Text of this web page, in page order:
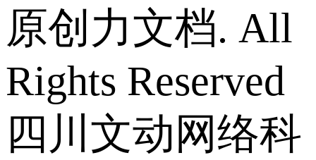
原创力文档. All
Rights Reserved
四川文动网络科